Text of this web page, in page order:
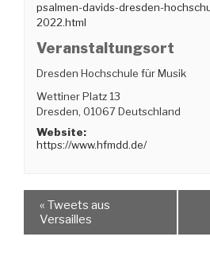
psalmen-davids-dresden-
2022.html
Veranstaltungsort
Dresden Hochschule für Musik
Wettiner Platz 13
Dresden, 01067 Deutschland
Website:
https://www.hfmdd.de/
« Tweets aus
Versailles